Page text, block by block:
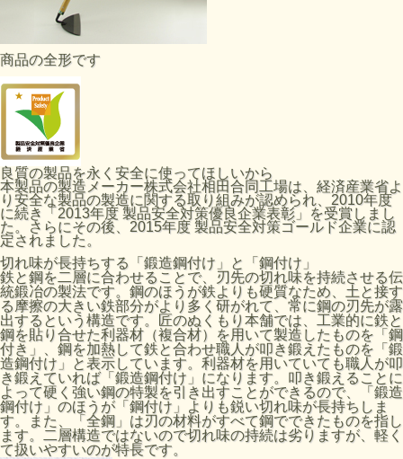
商品の全形です
良質の製品を永く安全に使ってほしいから
本製品の製造メーカー株式会社相田合同工場は、経済産業省よ
り安全な製品の製造に関する取り組みが認められ、2010年度
に続き「2013年度 製品安全対策優良企業表彰」を受賞しまし
た。さらにその後、2015年度 製品安全対策ゴールド企業に認
定されました。
切れ味が長持ちする「鍛造鋼付け」と「鋼付け」
鉄と鋼を二層に合わせることで、刃先の切れ味を持続させる伝
統鍛冶の製法です。鋼のほうが鉄よりも硬質なため、土と接す
る摩擦の大きい鉄部分がより多く研がれて、常に鋼の刃先が露
出するという構造です。匠のぬくもり本舗では、工業的に鉄と
鋼を貼り合せた利器材（複合材）を用いて製造したものを「鋼
付き」、鋼を加熱して鉄と合わせ職人が叩き鍛えたものを「鍛
造鋼付け」と表示しています。利器材を用いていても職人が叩
き鍛えていれば「鍛造鋼付け」になります。叩き鍛えることに
よって硬く強い鋼の特製を引き出すことができるので、「鍛造
鋼付け」のほうが「鋼付け」よりも鋭い切れ味が長持ちしま
す。また、「全鋼」は刃の材料がすべて鋼でできたものを指し
ます。二層構造ではないので切れ味の持続は劣りますが、軽く
て扱いやすいのが特長です。